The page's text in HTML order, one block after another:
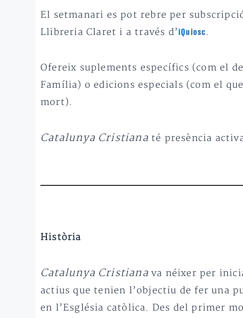
El setmanari es pot rebre per
Llibreria Claret i a través d’ iQuiosc .
Ofereix suplements específics (com el
Família) o edicions especials (com el
mort).
Catalunya Cristianaté presència
Història
Catalunya Cristianava néixer per
actius que tenien l’objectiu de fer una
en l’Església catòlica. Des del primer